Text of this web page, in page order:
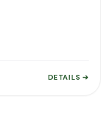
DETAILS ➔